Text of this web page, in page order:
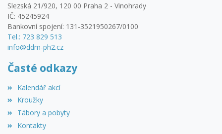
Slezská 21/920, 120 00 Praha 2 - Vinohrady
IČ: 45245924
Bankovní spojení: 131-3521950267/0100
Tel.: 723 829 513
info@ddm-ph2.cz
Časté odkazy
Kalendář akcí
Kroužky
Tábory a pobyty
Kontakty